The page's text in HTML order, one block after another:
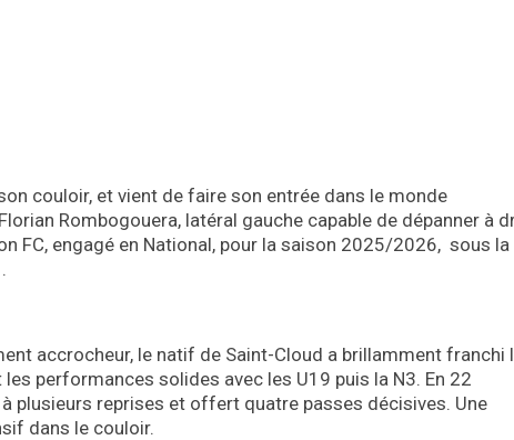
couloir, et vient de faire son entrée dans le monde
Rombogouera, latéral gauche capable de dépanner à
FC, engagé en National, pour la saison 2025/2026, sous la
accrocheur, le natif de Saint-Cloud a brillamment franchi
performances solides avec les U19 puis la N3. En 22
plusieurs reprises et offert quatre passes décisives. Une
dans le couloir.